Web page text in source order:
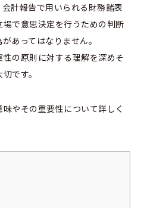
計報告で用いられる財務諸表
で意思決定を行うための判断
あってはなりません。
の原則に対する理解を深めそ
です。
やその重要性について詳しく